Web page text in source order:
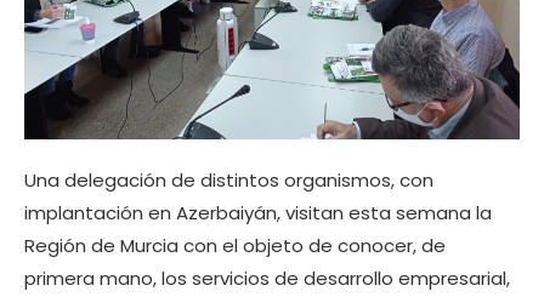
Una delegación de distintos organismos, con
implantación en Azerbaiyán, visitan esta semana la
Región de Murcia con el objeto de conocer, de
primera mano, los servicios de desarrollo empresarial,